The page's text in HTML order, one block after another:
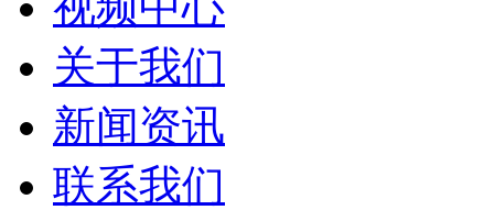
关于我们
新闻资讯
联系我们